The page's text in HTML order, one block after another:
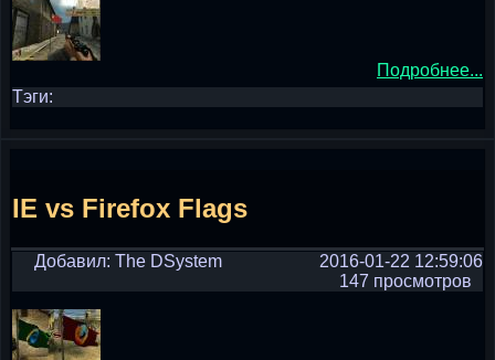
Подробнее...
Тэги:
IE vs Firefox Flags
Добавил: The DSystem
2016-01-22 12:59:06
147 просмотров